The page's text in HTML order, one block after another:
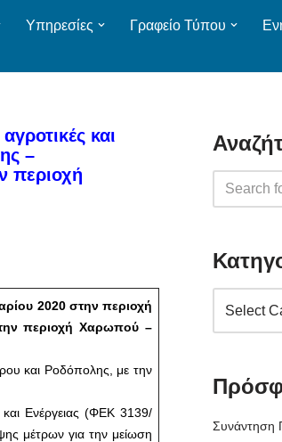
Υπηρεσίες Γραφείο Τύπου
και
–
περιοχή
2020 στην περιοχή
περιοχή Χαρωπού –
και Ροδόπολης, με την
Ενέργειας (ΦΕΚ 3139/
μέτρων για την μείωση
Συνάντηση